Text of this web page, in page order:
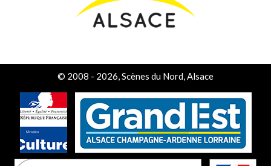
© 2008 - 2026, Scènes du Nord, Alsace